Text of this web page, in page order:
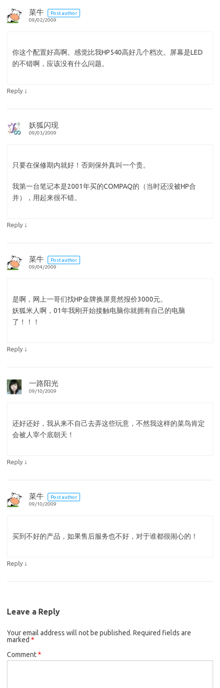
菜牛
Post author
09/02/2009
你这个配置好高啊。感觉比我HP540高好几个档次。屏幕是LED
的不错啊，应该没有什么问题。
Reply ↓
妖狐闪现
09/03/2009
只要在保修期内就好！否则保外真叫一个贵。
我第一台笔记本是2001年买的COMPAQ的（当时还没被HP合
并），用起来很不错。
Reply ↓
菜牛
Post author
09/04/2009
是啊，网上一哥们找HP金牌换屏竟然报价3000元。
妖狐米人啊，01年我刚开始接触电脑你就拥有自己的电脑
了！！！
Reply ↓
一路阳光
09/10/2009
还好还好，我从来不自己去弄这些玩意，不然我这样的菜鸟肯定
会被人宰个底朝天！
Reply ↓
菜牛
Post author
09/10/2009
买到不好的产品，如果售后服务也不好，对于谁都很闹心的！
Reply ↓
Leave a Reply
Your email address will not be published. Required fields are
marked *
Comment*